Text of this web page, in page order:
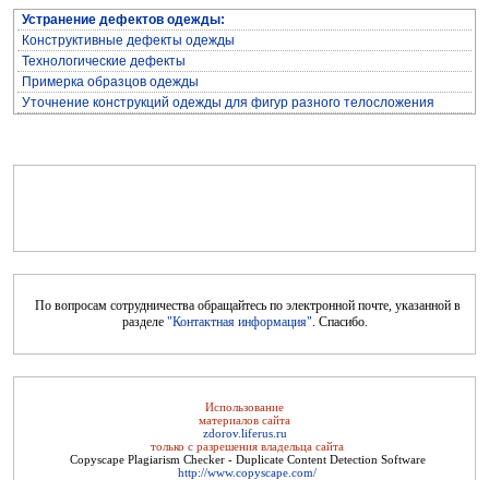
Архив журнала "Твоё здоровье"
Устранение дефектов одежды:
Конструктивные дефекты одежды
Технологические дефекты
Примерка образцов одежды
Уточнение конструкций одежды для фигур разного телосложения
По вопросам сотрудничества обращайтесь по электронной почте, указанной в
разделе "Контактная информация". Спасибо.
Использование
материалов сайта
zdorov.liferus.ru
только с разрешения владельца сайта
Copyscape Plagiarism Checker - Duplicate Content Detection Software
http://www.copyscape.com/